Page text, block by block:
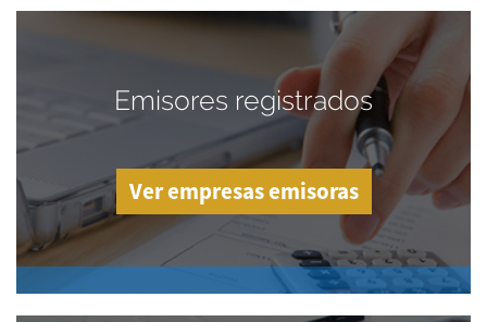
Emisores registrados
Ver empresas emisoras